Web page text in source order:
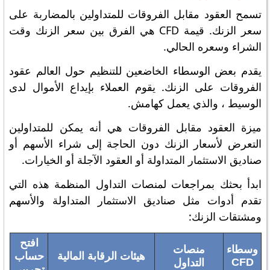
تسمح العقود مقابل الفروقات للمتداولين بالمضاربة على
سعر الزنك. قيمة CFD هي الفرق بين سعر الزنك وقت
الشراء وسعره الحالي.
يقدم بعض الوسطاء الخاضعين للتنظيم حول العالم عقود
الفروقات على الزنك. يقوم العملاء بإيداع الأموال لدى
الوسيط ، والذي يعمل كهامش.
ميزة العقود مقابل الفروقات هي أنه يمكن للمتداولين
التعرض لأسعار الزنك دون الحاجة إلى شراء الأسهم أو
صناديق الاستثمار المتداولة أو العقود الآجلة أو الخيارات.
ابدأ بحثك بمراجعات لمنصات التداول المنظمة هذه التي
تقدم أدوات مثل صناديق الاستثمار المتداولة والأسهم
ومشتقات الزنك:
وسطاء
CFD
منصات
التداول
هيئات الرقابة المالية
افتح
حساب